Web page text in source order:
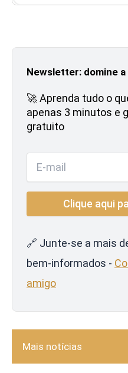
Newsletter: domine
🚀 Aprenda tudo o
apenas 3 minutos e
gratuito
🔗 Junte-se a mais
bem-informados -
amigo
Mais notícias